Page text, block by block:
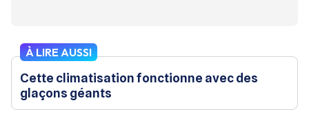
À LIRE AUSSI
Cette climatisation fonctionne avec des
glaçons géants